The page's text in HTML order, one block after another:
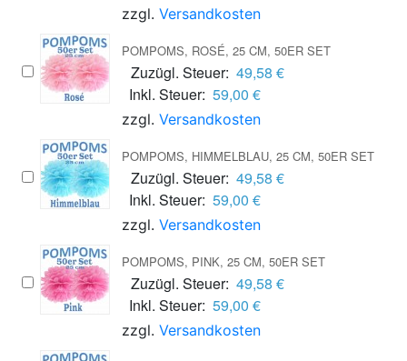
zzgl. Versandkosten
POMPOMS, ROSÉ, 25 CM, 50ER SET
Zuzügl. Steuer: 49,58 €
Inkl. Steuer: 59,00 €
zzgl. Versandkosten
POMPOMS, HIMMELBLAU, 25 CM, 50ER SET
Zuzügl. Steuer: 49,58 €
Inkl. Steuer: 59,00 €
zzgl. Versandkosten
POMPOMS, PINK, 25 CM, 50ER SET
Zuzügl. Steuer: 49,58 €
Inkl. Steuer: 59,00 €
zzgl. Versandkosten